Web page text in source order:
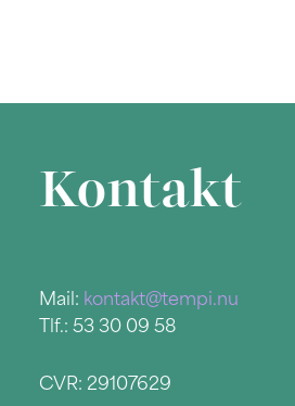
Kontakt
Mail: kontakt@tempi.nu
Tlf.: 53 30 09 58
CVR: 29107629